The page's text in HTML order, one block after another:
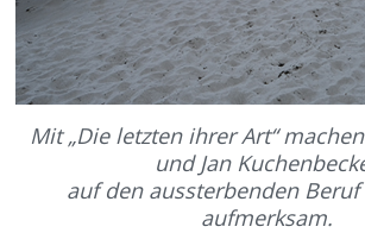
Mit „Die letzten ihrer Art“
und Jan
auf den aussterbenden Beruf
aufmerksam.